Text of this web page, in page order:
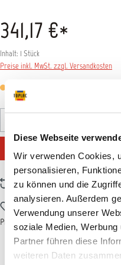
Diese Webseite
Wir verwenden Cookies,
personalisieren,
zu können und die
analysieren. Außerdem
Verwendung unserer
soziale Medien,
Partner führen diese
weiteren Daten
341,17 €*
Inhalt: 1 Stück
Preise inkl. MwSt. zzgl. Versandkosten
Produkt Anzahl: Gib den
Zum Vergleich hinzufügen
Zum Merkzettel hinzufügen
Produktnummer:T000147